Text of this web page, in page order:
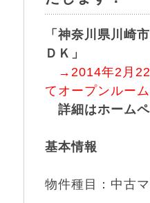
「神奈川県川
ＤＫ」
→2014年2月22
てオープンルー
詳細はホームペ
基本情報
物件種目：中古